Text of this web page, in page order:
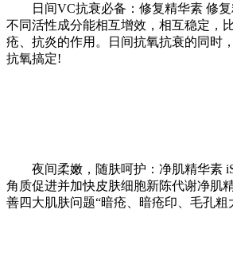
日间VC抗衰必备：修复精华素 修复
不同活性成分能相互增效，相互稳定，
疮、抗炎的作用。日间抗氧抗衰的同时
抗氧搞定!
夜间柔嫩，随肤呵护：净肌精华素 iS
角质促进并加快皮肤细胞新陈代谢净肌
善四大肌肤问题“暗疮、暗疮印、毛孔粗